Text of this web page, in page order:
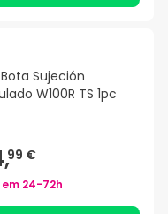
Sujeción
W100R TS 1pc
99 €
em 24-72h